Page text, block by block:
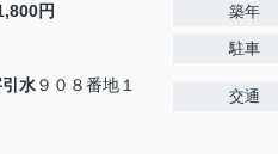
円
水９０８番地１
築年
駐車
交通